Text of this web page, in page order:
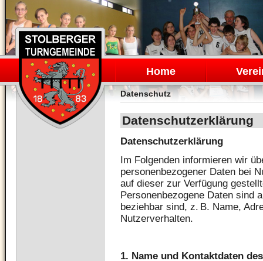
Navigation
überspringen
Home
Datenschutz
Datenschutzerklärung
Datenschutzerklärung
Im Folgenden informieren wir
personenbezogener Daten bei
auf dieser zur Verfügung
Personenbezogene Daten sind
beziehbar sind, z. B. Name,
Nutzerverhalten.
1. Name und Kontaktdaten